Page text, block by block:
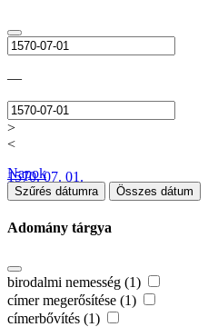
—
>
<
1570. 07. 01.
Napok
Szűrés dátumra Összes dátum
Adomány tárgya
birodalmi nemesség (1)
címer megerősítése (1)
címerbővítés (1)